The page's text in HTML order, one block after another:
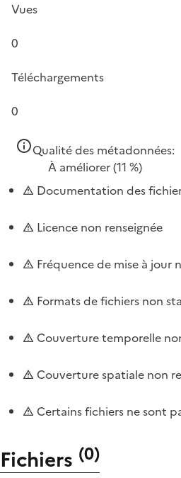
Vues
0
Téléchargements
0
Qualité des métadonnées:
À améliorer(11 %)
Documentation des
Licence non renseignée
Fréquence de mise à jour
Formats de fichiers non
Couverture temporelle
Couverture spatiale non
Certains fichiers ne sont
Fichiers (0)